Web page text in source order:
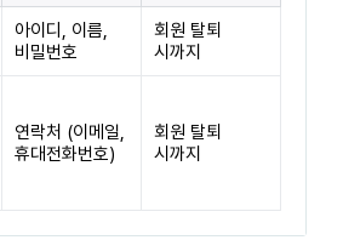
아이디, 이름,
비밀번호
회원 탈퇴
시까지
연락처 (이메일,
휴대전화번호)
회원 탈퇴
시까지